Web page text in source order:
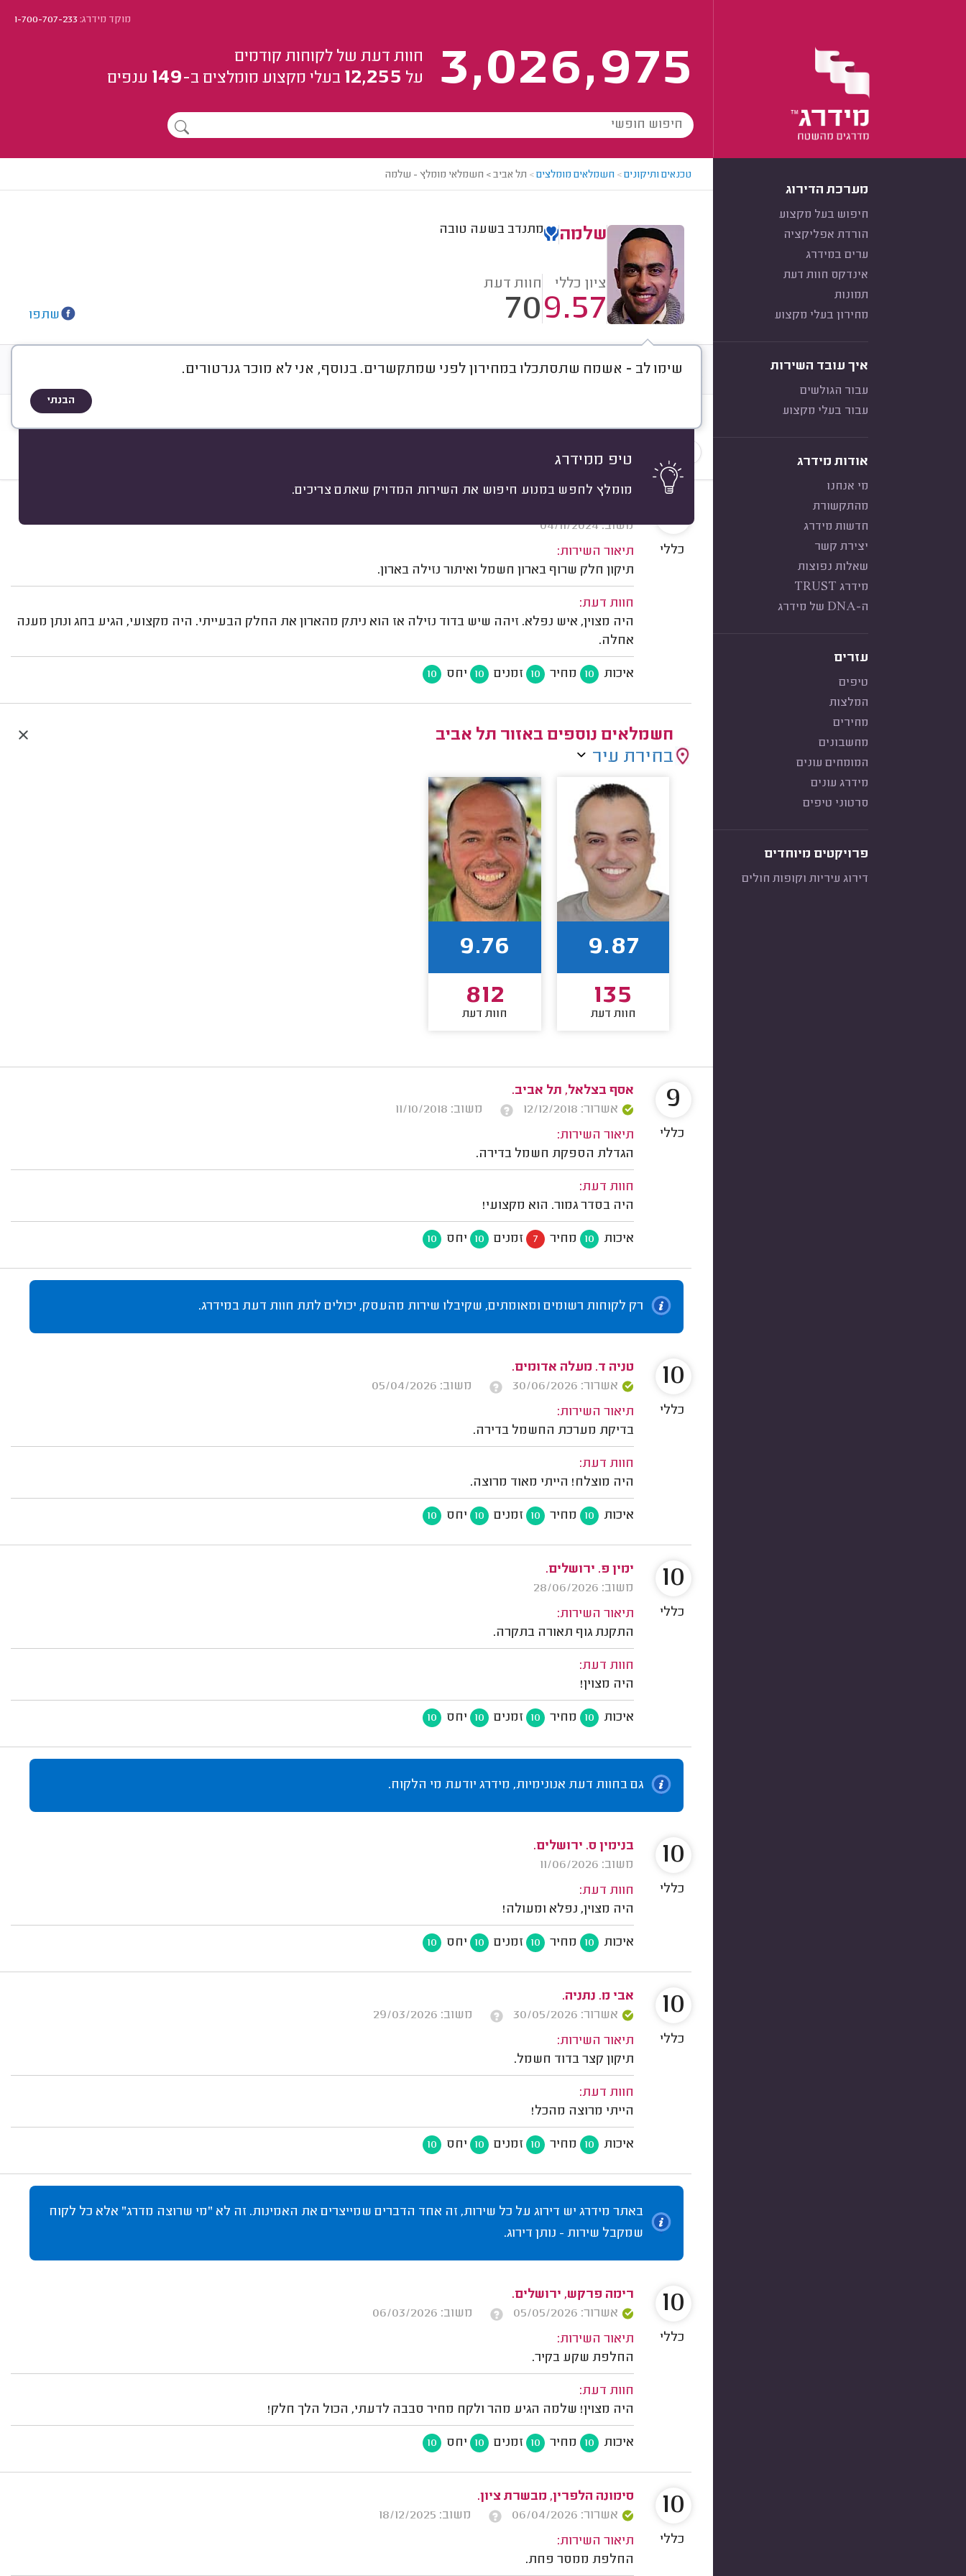
מוקד מידרג:1-700-707-233
3,026,975
חוות דעת של לקוחות קודמים
על 12,255 בעלי מקצוע מומלצים ב-149 ענפים
מערכת הדירוג
חיפוש בעל מקצוע
הורדת אפליקציה
ערים במידרג
אינדקס חוות דעת
תמונות
מחירון בעלי מקצוע
איך עובד השירות
עבור הגולשים
עבור בעלי מקצוע
אודות מידרג
מי אנחנו
מהתקשורת
חדשות מידרג
יצירת קשר
שאלות נפוצות
מידרג TRUST
ה-DNA של מידרג
עזרים
טיפים
המלצות
מחירים
מחשבונים
המומחים עונים
מידרג עונים
סרטוני טיפים
פרויקטים מיוחדים
דירוג עיריות וקופות חולים
טכנאים ותיקונים> חשמלאים מומלצים> תל אביב > חשמלאי מומלץ - שלמה
שלמה מתנדב בשעה טובה
ציון כללי
9.57
חוות דעת
70 שתפו
שימו לב - אשמח שתסתכלו במחירון לפני שמתקשרים. בנוסף, אני לא מוכר גנרטורים.
הבנתי
טיפ ממידרג
מומלץ לחפש במנוע חיפוש את השירות המדויק שאתם צריכים.
דברו איתי חוות דעת מחירים ממוצע רישוי ותעודות גלריה
תיקונים
משוב: 04/11/2024
תיאור השירות:
תיקון חלק שרוף בארון חשמל ואיתור נזילה בארון.
חוות דעת:
היה מצוין, איש נפלא. זיהה שיש בדוד נזילה אז הוא ניתק מהארון את החלק הבעייתי. היה מקצועי, הגיע בחג ונתן מענה
אחלה.
איכות 10 מחיר 10 זמנים 10 יחס 10
10
כללי
חשמלאים נוספים באזור תל אביב
בחירת עיר
9.87
135
חוות דעת
9.76
812
חוות דעת
אסף בצלאל, תל אביב.
אשרור: 12/12/2018
משוב: 11/10/2018
תיאור השירות:
הגדלת הספקת חשמל בדירה.
חוות דעת:
היה בסדר גמור. הוא מקצועי!
איכות 10 מחיר 7 זמנים 10 יחס 10
9
כללי
רק לקוחות רשומים ומאומתים, שקיבלו שירות מהעסק, יכולים לתת חוות דעת במידרג.
טניה ד. מעלה אדומים.
אשרור: 30/06/2026
משוב: 05/04/2026
תיאור השירות:
בדיקת מערכת החשמל בדירה.
חוות דעת:
היה מוצלח! הייתי מאוד מרוצה.
איכות 10 מחיר 10 זמנים 10 יחס 10
10
כללי
ימין פ. ירושלים.
משוב: 28/06/2026
תיאור השירות:
התקנת גוף תאורה בתקרה.
חוות דעת:
היה מצוין!
איכות 10 מחיר 10 זמנים 10 יחס 10
10
כללי
גם בחוות דעת אנונימיות, מידרג יודעת מי הלקוח.
בנימין ס. ירושלים.
משוב: 11/06/2026
חוות דעת:
היה מצוין, נפלא ומעולה!
איכות 10 מחיר 10 זמנים 10 יחס 10
10
כללי
אבי מ. נתניה.
אשרור: 30/05/2026
משוב: 29/03/2026
תיאור השירות:
תיקון קצר בדוד חשמל.
חוות דעת:
הייתי מרוצה מהכל!
איכות 10 מחיר 10 זמנים 10 יחס 10
10
כללי
באתר מידרג יש דירוג על כל שירות, זה אחד הדברים שמייצרים את האמינות. זה לא "מי שרוצה מדרג" אלא כל לקוח
שמקבל שירות - נותן דירוג.
רימה פרקש, ירושלים.
אשרור: 05/05/2026
משוב: 06/03/2026
תיאור השירות:
החלפת שקע בקיר.
חוות דעת:
היה מצוין! שלמה הגיע מהר ולקח מחיר סבבה לדעתי, הכול הלך חלק!
איכות 10 מחיר 10 זמנים 10 יחס 10
10
כללי
סימונה הלפרין, מבשרת ציון.
אשרור: 06/04/2026
משוב: 18/12/2025
תיאור השירות:
החלפת ממסר פחת.
10
כללי